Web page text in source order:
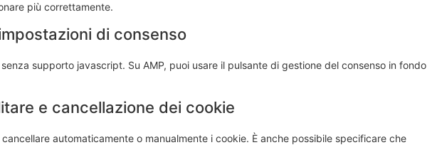
più correttamente.
di consenso
supporto javascript. Su AMP, puoi usare il pulsante di gestione del consenso in fondo
e cancellazione dei cookie
automaticamente o manualmente i cookie. È anche possibile specificare che